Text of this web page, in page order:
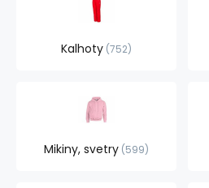
Kalhoty 752
Mikiny, svetry 599